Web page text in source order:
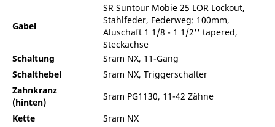
Gabel
SR Suntour Mobie 25 LOR Lockout,
Stahlfeder, Federweg: 100mm,
Aluschaft 1 1/8 - 1 1/2'' tapered,
Steckachse
Schaltung
Sram NX, 11-Gang
Schalthebel
Sram NX, Triggerschalter
Zahnkranz
(hinten)
Sram PG1130, 11-42 Zähne
Kette
Sram NX